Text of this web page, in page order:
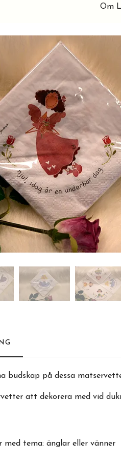
Om
budskap på dessa
att dekorera med vid
tema: änglar eller vänner